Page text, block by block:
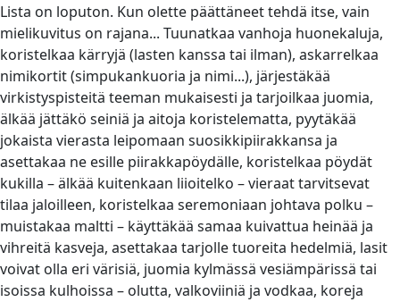
Lista on loputon. Kun olette päättäneet tehdä itse, vain
mielikuvitus on rajana... Tuunatkaa vanhoja huonekaluja,
koristelkaa kärryjä (lasten kanssa tai ilman), askarrelkaa
nimikortit (simpukankuoria ja nimi...), järjestäkää
virkistyspisteitä teeman mukaisesti ja tarjoilkaa juomia,
älkää jättäkö seiniä ja aitoja koristelematta, pyytäkää
jokaista vierasta leipomaan suosikkipiirakkansa ja
asettakaa ne esille piirakkapöydälle, koristelkaa pöydät
kukilla – älkää kuitenkaan liioitelko – vieraat tarvitsevat
tilaa jaloilleen, koristelkaa seremoniaan johtava polku –
muistakaa maltti – käyttäkää samaa kuivattua heinää ja
vihreitä kasveja, asettakaa tarjolle tuoreita hedelmiä, lasit
voivat olla eri värisiä, juomia kylmässä vesiämpärissä tai
isoissa kulhoissa – olutta, valkoviiniä ja vodkaa, koreja